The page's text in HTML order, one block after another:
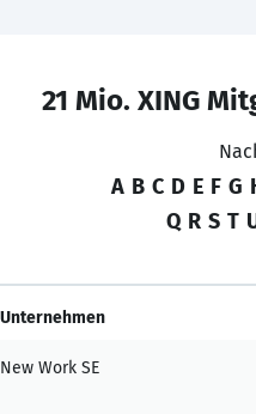
21 Mio. XING
A B C D E F G
Q R S T
Unternehmen
New Work SE